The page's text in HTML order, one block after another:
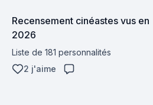
Recensement cinéastes vus en
2026
Liste de 181 personnalités
2 j'aime